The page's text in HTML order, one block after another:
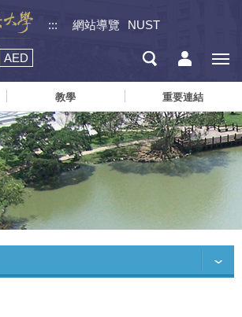
::: 網站導覽 NUST
AED
教學 重要連結